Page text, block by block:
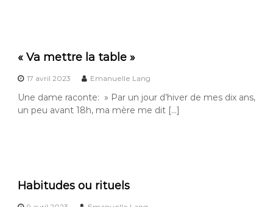
« Va mettre la table »
17 avril 2023 Emanuelle Lang
Une dame raconte: » Par un jour d’hiver de mes dix ans,
un peu avant 18h, ma mère me dit […]
Habitudes ou rituels